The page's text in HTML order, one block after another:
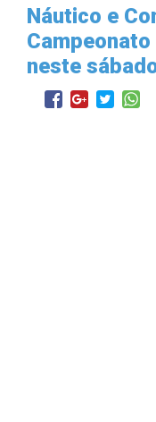
Náutico e
neste